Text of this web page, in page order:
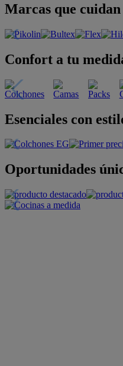
Marcas que cuidan
Confort a tu
Esenciales con
Oportunidades